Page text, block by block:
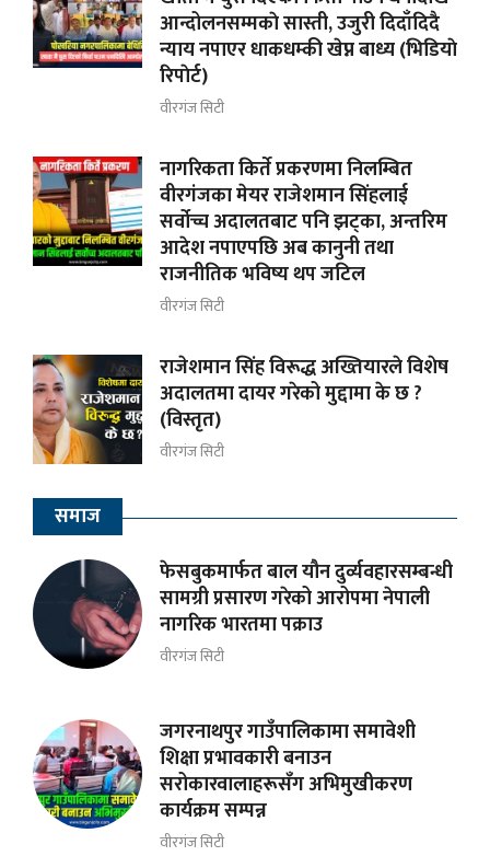
आन्दोलनसम्मकाे सास्ती, उजुरी दिदाँदिदै
न्याय नपाएर धाकधम्की खेप्न बाध्य (भिडियाे
रिपाेर्ट)
वीरगंज सिटी
नागरिकता किर्ते प्रकरणमा निलम्बित
वीरगंजका मेयर राजेशमान सिंहलाई
सर्वोच्च अदालतबाट पनि झट्का, अन्तरिम
आदेश नपाएपछि अब कानुनी तथा
राजनीतिक भविष्य थप जटिल
वीरगंज सिटी
राजेशमान सिंह विरूद्ध अख्तियारले विशेष
अदालतमा दायर गरेको मुद्दामा के छ ?
(विस्तृत)
वीरगंज सिटी
समाज
फेसबुकमार्फत बाल यौन दुर्व्यवहारसम्बन्धी
सामग्री प्रसारण गरेको आरोपमा नेपाली
नागरिक भारतमा पक्राउ
वीरगंज सिटी
जगरनाथपुर गाउँपालिकामा समावेशी
शिक्षा प्रभावकारी बनाउन
सरोकारवालाहरूसँग अभिमुखीकरण
कार्यक्रम सम्पन्न
वीरगंज सिटी